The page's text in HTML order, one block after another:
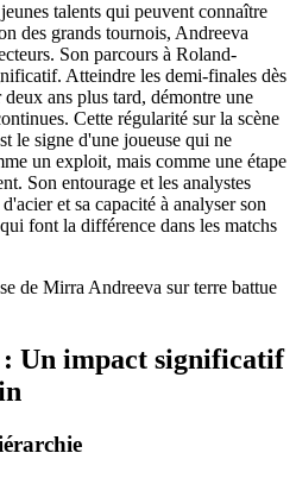
talents qui peuvent connaître
des grands tournois, Andreeva
Son parcours à Roland-
Atteindre les demi-finales dès
ans plus tard, démontre une
Cette régularité sur la scène
le signe d'une joueuse qui ne
un exploit, mais comme une étape
Son entourage et les analystes
et sa capacité à analyser son
font la différence dans les matchs
Un impact significatif